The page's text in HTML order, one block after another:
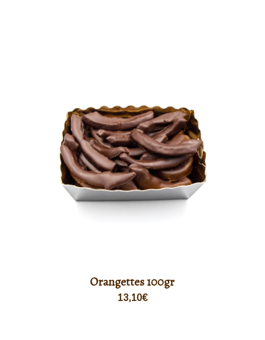
Orangettes 100gr
13,10€